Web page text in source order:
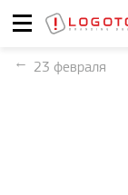
23 февраля